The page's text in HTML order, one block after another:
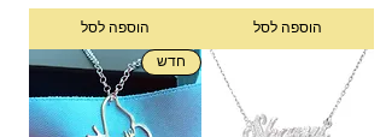
הוספה לסל הוספה לסל
חדש